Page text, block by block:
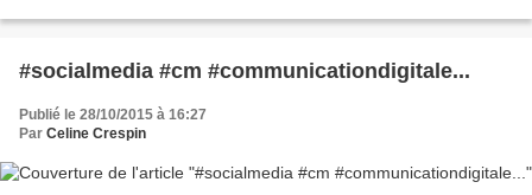
#socialmedia #cm #communicationdigitale...
Publié le 28/10/2015 à 16:27
Par Celine Crespin